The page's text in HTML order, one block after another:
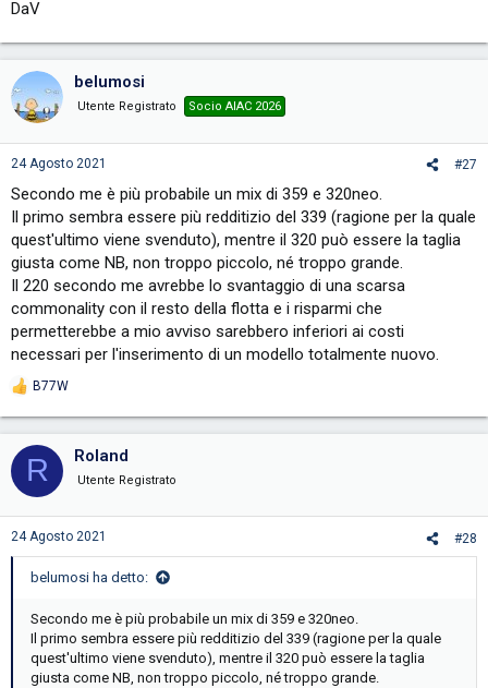
DaV
belumosi
Utente Registrato Socio AIAC 2026
24 Agosto 2021 #27
Secondo me è più probabile un mix di 359 e 320neo.
Il primo sembra essere più redditizio del 339 (ragione per la quale
quest'ultimo viene svenduto), mentre il 320 può essere la taglia
giusta come NB, non troppo piccolo, né troppo grande.
Il 220 secondo me avrebbe lo svantaggio di una scarsa
commonality con il resto della flotta e i risparmi che
permetterebbe a mio avviso sarebbero inferiori ai costi
necessari per l'inserimento di un modello totalmente nuovo.
R
t
i
n
s
B77W
R Roland
Utente Registrato
24 Agosto 2021 #28
belumosi ha detto:
Secondo me è più probabile un mix di 359 e 320neo.
Il primo sembra essere più redditizio del 339 (ragione per la quale
quest'ultimo viene svenduto), mentre il 320 può essere la taglia
giusta come NB, non troppo piccolo, né troppo grande.